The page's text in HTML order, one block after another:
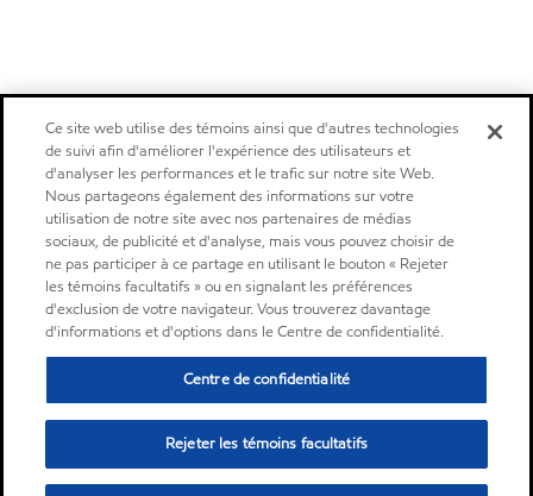
Ce site web utilise des témoins ainsi que d'autres technologies
de suivi afin d'améliorer l'expérience des utilisateurs et
d'analyser les performances et le trafic sur notre site Web.
Nous partageons également des informations sur votre
utilisation de notre site avec nos partenaires de médias
sociaux, de publicité et d'analyse, mais vous pouvez choisir de
ne pas participer à ce partage en utilisant le bouton « Rejeter
les témoins facultatifs » ou en signalant les préférences
d'exclusion de votre navigateur. Vous trouverez davantage
d'informations et d'options dans le Centre de confidentialité.
Centre de confidentialité
Rejeter les témoins facultatifs